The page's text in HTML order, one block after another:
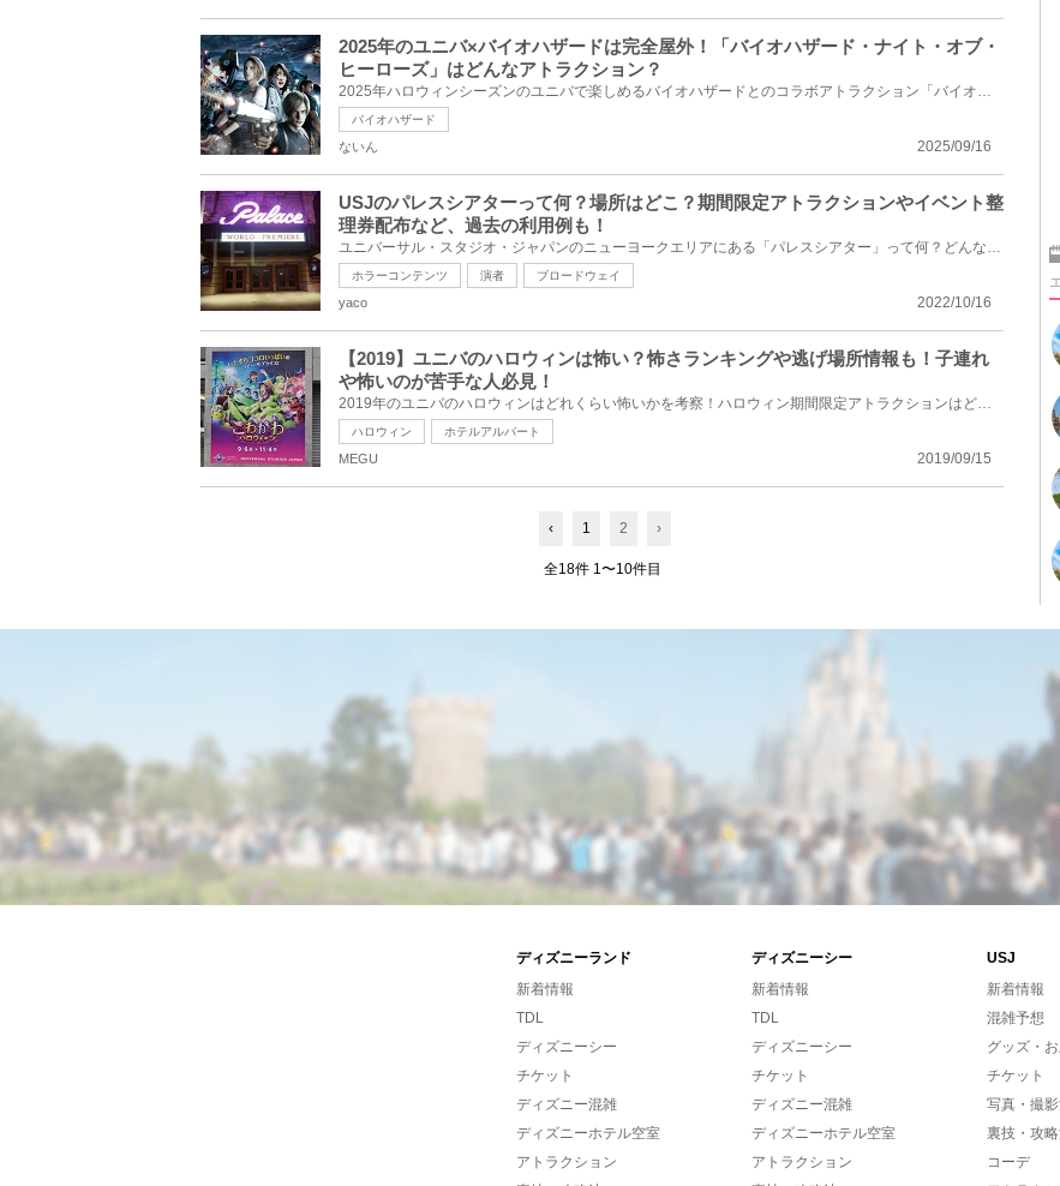
2025年のユニバ×バイオハザードは完全屋外！「バイオハザード・ナイト・オブ・
ヒーローズ」はどんなアトラクション？
2025年ハロウィンシーズンのユニバで楽しめるバイオハザードとのコラボアトラクション「バイオハザード...
バイオハザード
2025/09/16
ないん
USJのパレスシアターって何？場所はどこ？期間限定アトラクションやイベント整
理券配布など、過去の利用例も！
ユニバーサル・スタジオ・ジャパンのニューヨークエリアにある「パレスシアター」って何？どんな風に使...
ホラーコンテンツ 演者 ブロードウェイ
2022/10/16
yaco
【2019】ユニバのハロウィンは怖い？怖さランキングや逃げ場所情報も！子連れ
や怖いのが苦手な人必見！
2019年のユニバのハロウィンはどれくらい怖いかを考察！ハロウィン期間限定アトラクションはどれが一番...
ハロウィン ホテルアルバート
2019/09/15
MEGU
‹ 1 2 ›
全18件 1〜10件目
ディズニーランド ディズニーシー
USJ
新着情報
TDL
ディズニーシー
チケット
ディズニー混雑
ディズニーホテル空室
アトラクション
新着情報
TDL
ディズニーシー
チケット
ディズニー混雑
ディズニーホテル空室
アトラクション
新着情報
混雑予想
グッズ・
チケット
写真・撮
裏技・攻
コーデ